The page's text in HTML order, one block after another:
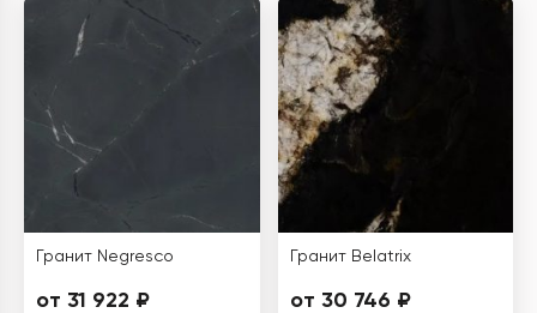
Гранит Negresco
от 31 922 ₽
Гранит Belatrix
от 30 746 ₽